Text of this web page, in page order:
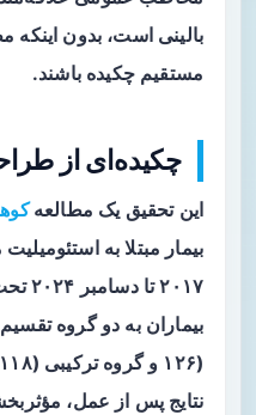
بالینی است، بدون
مستقیم چکیده باشند.
چکیده‌ای از
این تحقیق یک مطالعه
بیمار مبتلا به
۲۰۱۷
نتایج پس از عمل،